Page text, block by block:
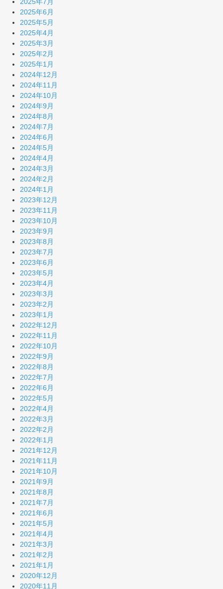
2025年6月
2025年5月
2025年4月
2025年3月
2025年2月
2025年1月
2024年12月
2024年11月
2024年10月
2024年9月
2024年8月
2024年7月
2024年6月
2024年5月
2024年4月
2024年3月
2024年2月
2024年1月
2023年12月
2023年11月
2023年10月
2023年9月
2023年8月
2023年7月
2023年6月
2023年5月
2023年4月
2023年3月
2023年2月
2023年1月
2022年12月
2022年11月
2022年10月
2022年9月
2022年8月
2022年7月
2022年6月
2022年5月
2022年4月
2022年3月
2022年2月
2022年1月
2021年12月
2021年11月
2021年10月
2021年9月
2021年8月
2021年7月
2021年6月
2021年5月
2021年4月
2021年3月
2021年2月
2021年1月
2020年12月
2020年11月